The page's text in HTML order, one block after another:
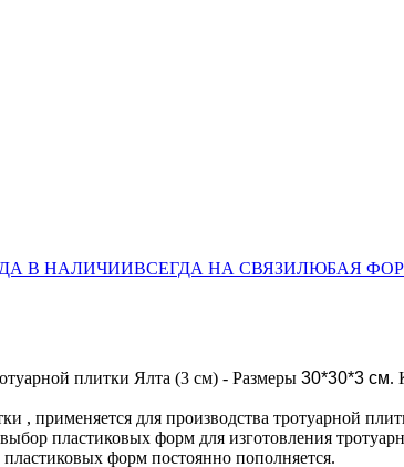
В НАЛИЧИИВСЕГДА НА СВЯЗИЛЮБАЯ
плитки Ялта (3 см) - Размеры 30*30*3 см.
, применяется для производства тротуарной
пластиковых форм для изготовления
форм постоянно пополняется.